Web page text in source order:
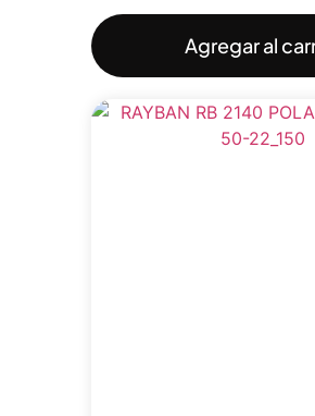
Agregar al